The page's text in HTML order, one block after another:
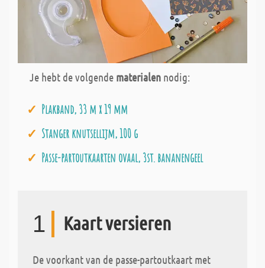
Je hebt de volgende materialen nodig:
Plakband, 33 m x 19 mm
Stanger knutsellijm, 100 g
Passe-partoutkaarten ovaal, 3st. bananengeel
1 Kaart versieren
De voorkant van de passe-partoutkaart met